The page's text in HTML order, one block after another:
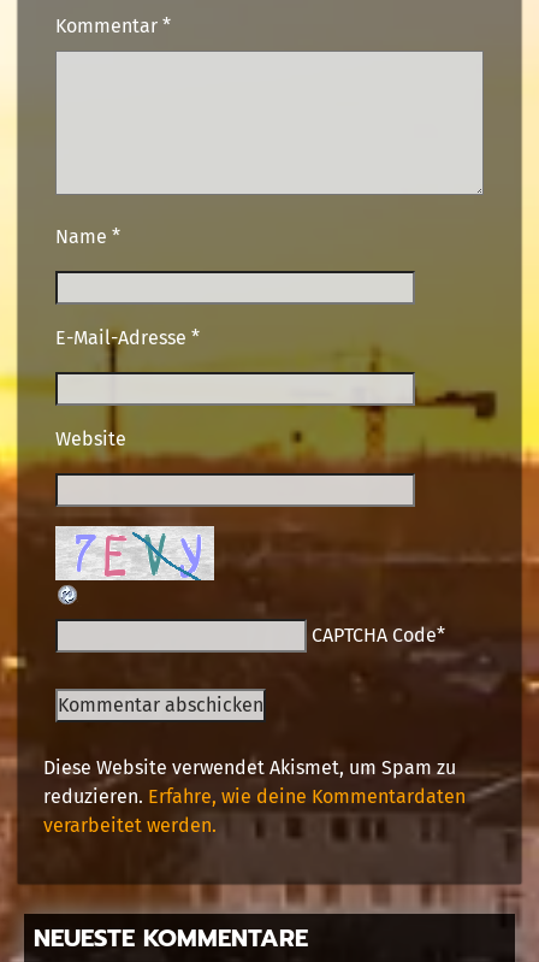
Kommentar *
Name *
E-Mail-Adresse *
Website
CAPTCHA Code*
Diese Website verwendet Akismet, um Spam zu
reduzieren. Erfahre, wie deine Kommentardaten
verarbeitet werden.
NEUESTE KOMMENTARE